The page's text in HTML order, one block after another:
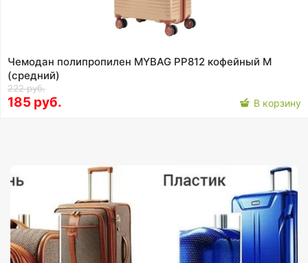
Чемодан полипропилен MYBAG PP812 кофейный M
(средний)
222 руб.
185 руб. В корзину